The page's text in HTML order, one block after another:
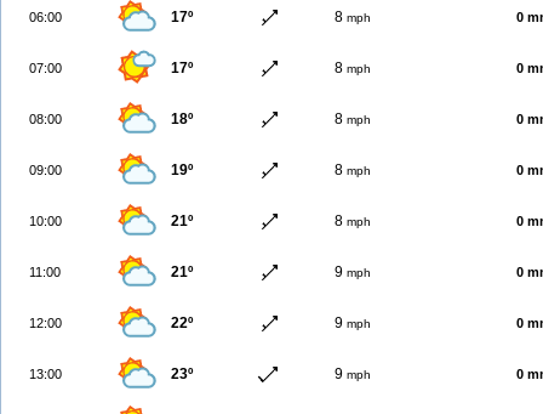
06:00 17º 8 mph 0
07:00 17º 8 mph 0
08:00 18º 8 mph 0
09:00 19º 8 mph 0
10:00 21º 8 mph 0
11:00 21º 9 mph 0
12:00 22º 9 mph 0
13:00 23º 9 mph 0